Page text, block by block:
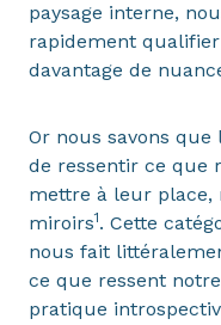
paysage interne,
rapidement qualifier
davantage de
Or nous savons
de ressentir ce que
mettre à leur place,
miroirs1. Cette
nous fait
ce que ressent
pratique